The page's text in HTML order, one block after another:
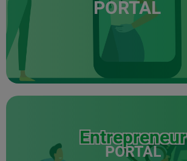
PORTAL
Entrepreneur
PORTAL